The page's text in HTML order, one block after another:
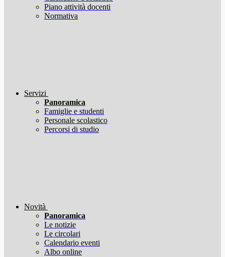
Piano attività docenti
Normativa
Servizi
Panoramica
Famiglie e studenti
Personale scolastico
Percorsi di studio
Novità
Panoramica
Le notizie
Le circolari
Calendario eventi
Albo online